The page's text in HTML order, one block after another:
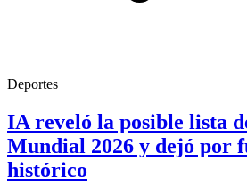
Deportes
IA reveló la posible lista
Mundial 2026 y dejó por
histórico